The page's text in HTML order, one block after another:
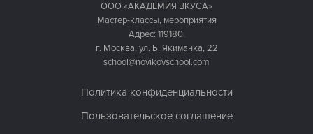
ООО «АКАДЕМИЯ ВКУСА»
Мастер-классы, мероприятия
Адрес: 119180,
г. Москва, ул. Б. Якиманка, 22
school@novikovschool.com
Политика конфиденциальности
Пользовательское соглашение